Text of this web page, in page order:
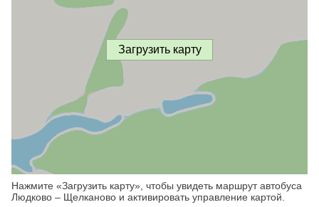
Загрузить карту
Нажмите «Загрузить карту», чтобы увидеть маршрут автобуса
Людково – Щелканово и активировать управление картой.